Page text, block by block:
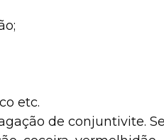
etc.
de conjuntivite.